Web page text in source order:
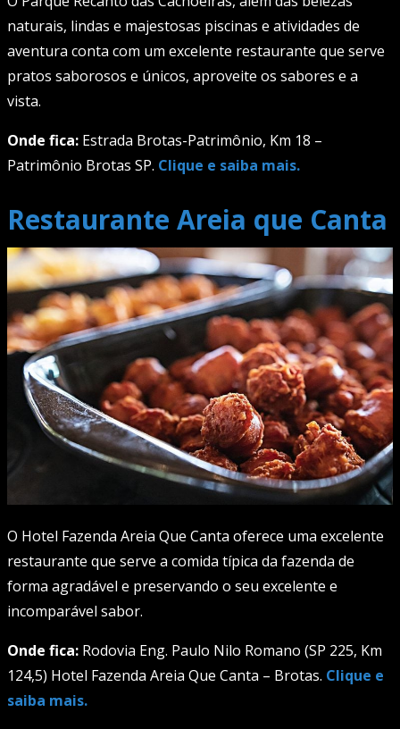
naturais, lindas e majestosas piscinas e atividades de
aventura conta com um excelente restaurante que serve
pratos saborosos e únicos, aproveite os sabores e a
vista.
Onde fica: Estrada Brotas-Patrimônio, Km 18 –
Patrimônio Brotas SP. Clique e saiba mais.
Restaurante Areia que Canta
O Hotel Fazenda Areia Que Canta oferece uma excelente
restaurante que serve a comida típica da fazenda de
forma agradável e preservando o seu excelente e
incomparável sabor.
Onde fica: Rodovia Eng. Paulo Nilo Romano (SP 225, Km
124,5) Hotel Fazenda Areia Que Canta – Brotas. Clique e
saiba mais.